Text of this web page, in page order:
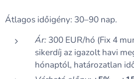
Átlagos időigény: 30–90 nap.
Ár: 300 EUR/hó (Fix 4
sikerdíj az igazolt havi
hónaptól, határozatlan